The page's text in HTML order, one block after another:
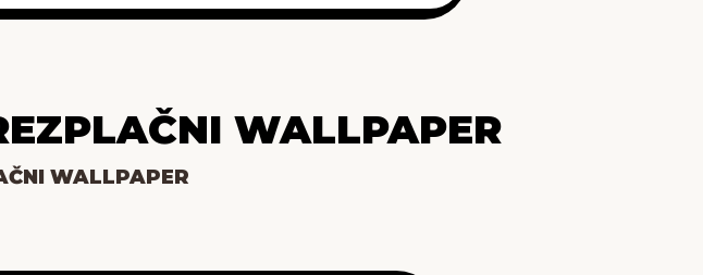
WALLPAPER
WALLPAPER